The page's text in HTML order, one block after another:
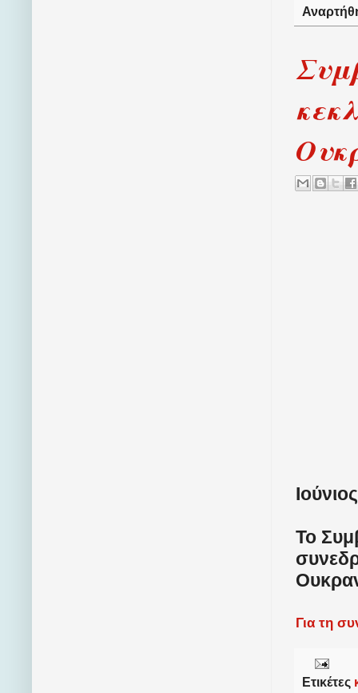
Το
Για τη
Ετικέτες